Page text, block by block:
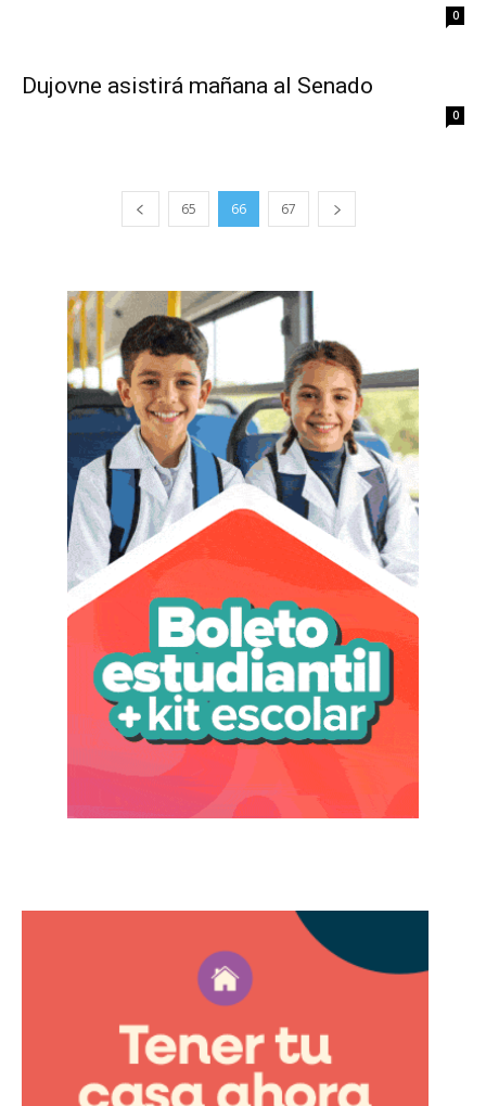
0
Dujovne asistirá mañana al Senado
0
65 66 67